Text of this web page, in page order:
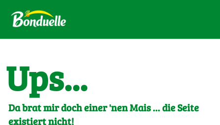
Ups...
Da brat mir doch einer 'nen Mais ... die Seite
existiert nicht!